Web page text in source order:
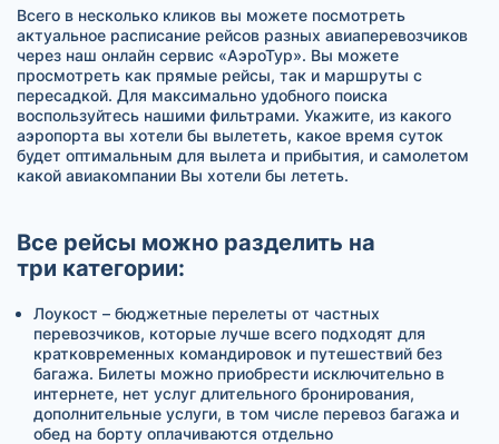
Всего в несколько кликов вы можете посмотреть
актуальное расписание рейсов разных авиаперевозчиков
через наш онлайн сервис «АэроТур». Вы можете
просмотреть как прямые рейсы, так и маршруты с
пересадкой. Для максимально удобного поиска
воспользуйтесь нашими фильтрами. Укажите, из какого
аэропорта вы хотели бы вылететь, какое время суток
будет оптимальным для вылета и прибытия, и самолетом
какой авиакомпании Вы хотели бы лететь.
Все рейсы можно разделить на
три категории:
Лоукост – бюджетные перелеты от частных
перевозчиков, которые лучше всего подходят для
кратковременных командировок и путешествий без
багажа. Билеты можно приобрести исключительно в
интернете, нет услуг длительного бронирования,
дополнительные услуги, в том числе перевоз багажа и
обед на борту оплачиваются отдельно